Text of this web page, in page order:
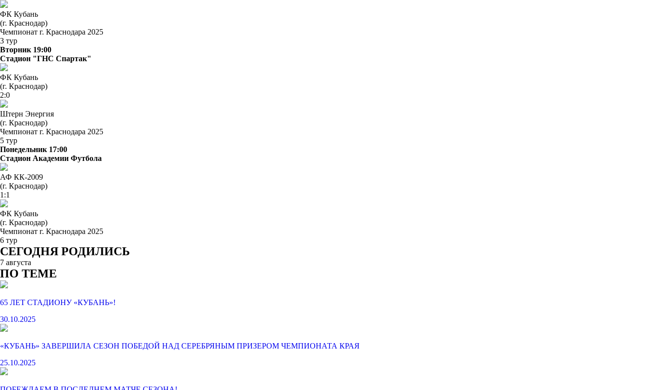
ФК Кубань
(г. Краснодар)
Чемпионат г. Краснодара 2025
3 тур
Вторник 19:00
Стадион "ГНС Спартак"
ФК Кубань
(г. Краснодар)
2:0
Штерн Энергия
(г. Краснодар)
Чемпионат г. Краснодара 2025
5 тур
Понедельник 17:00
Стадион Академии Футбола
АФ КК-2009
(г. Краснодар)
1:1
ФК Кубань
(г. Краснодар)
Чемпионат г. Краснодара 2025
6 тур
СЕГОДНЯ РОДИЛИСЬ
7 августа
ПО ТЕМЕ
65 ЛЕТ СТАДИОНУ «КУБАНЬ»!
30.10.2025
«КУБАНЬ» ЗАВЕРШИЛА СЕЗОН ПОБЕДОЙ НАД СЕРЕБРЯНЫМ ПРИЗЕРОМ ЧЕМПИОНАТА КРАЯ
25.10.2025